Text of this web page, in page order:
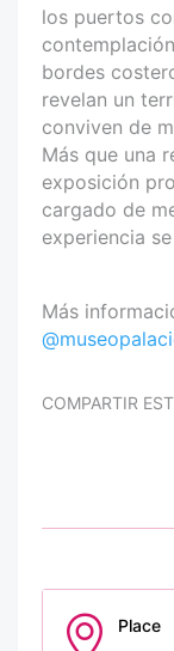
los puertos
bordes
revelan un
conviven de
Más que una
exposición
cargado de
experiencia
Más
COMPARTIR
Place